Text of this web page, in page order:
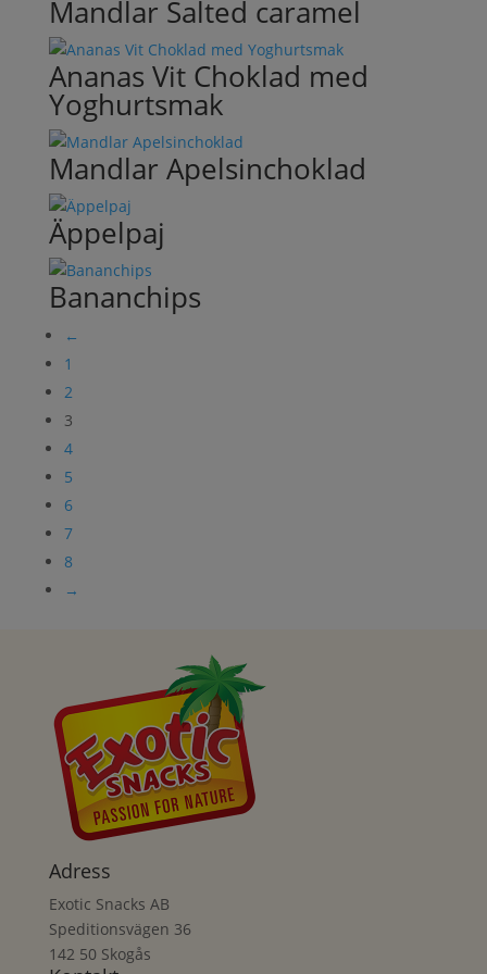
Mandlar Salted caramel
Ananas Vit Choklad med
Yoghurtsmak
Mandlar Apelsinchoklad
Äppelpaj
Bananchips
←
1
2
3
4
5
6
7
8
→
Adress
Exotic Snacks AB
Speditionsvägen 36
142 50 Skogås